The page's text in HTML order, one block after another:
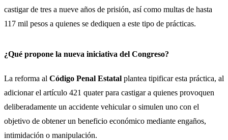
castigar de tres a nueve años de prisión, así como multas de hasta
117 mil pesos a quienes se dediquen a este tipo de prácticas.
¿Qué propone la nueva iniciativa del Congreso?
La reforma al Código Penal Estatal plantea tipificar esta práctica, al
adicionar el artículo 421 quater para castigar a quienes provoquen
deliberadamente un accidente vehicular o simulen uno con el
objetivo de obtener un beneficio económico mediante engaños,
intimidación o manipulación.